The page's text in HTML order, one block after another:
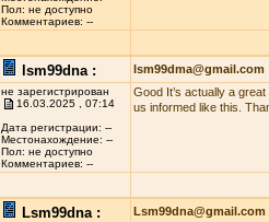
Пол: не доступно
Комментариев: --
lsm99dna : lsm99dma@gmail.com
не зарегистрирован
16.03.2025 , 07:14
Дата регистрации: --
Местонахождение: --
Пол: не доступно
Комментариев: --
Good It’s actually a
us informed like this.
Lsm99dna : Lsm99dna@gmail.com